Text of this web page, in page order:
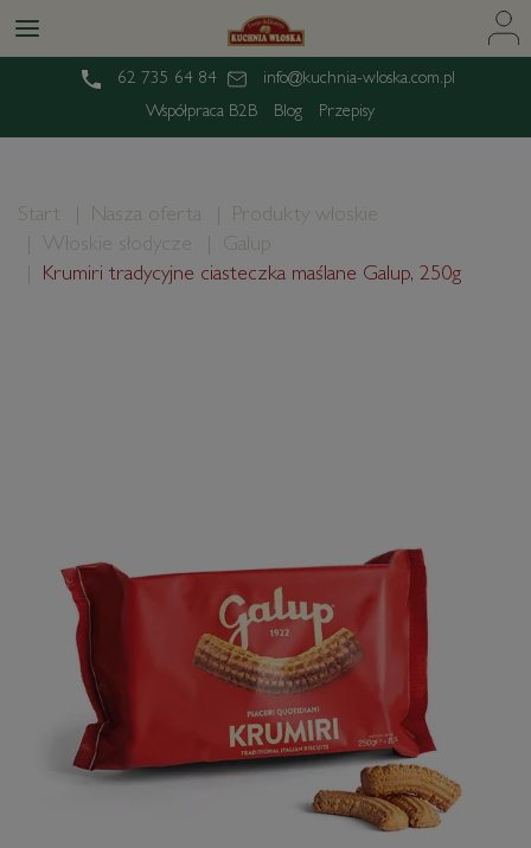
62 735 64 84
info@kuchnia-wloska.com.pl
Współpraca B2B
Blog Przepisy
Start Nasza oferta
Produkty włoskie
Włoskie słodycze
Galup
Krumiri tradycyjne ciasteczka maślane Galup, 250g